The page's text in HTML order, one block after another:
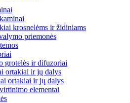
krosnelėms ir židiniams
priemonės
grotelės ir difuzoriai
ortakiai ir jų dalys
ortakiai ir jų dalys
elementai